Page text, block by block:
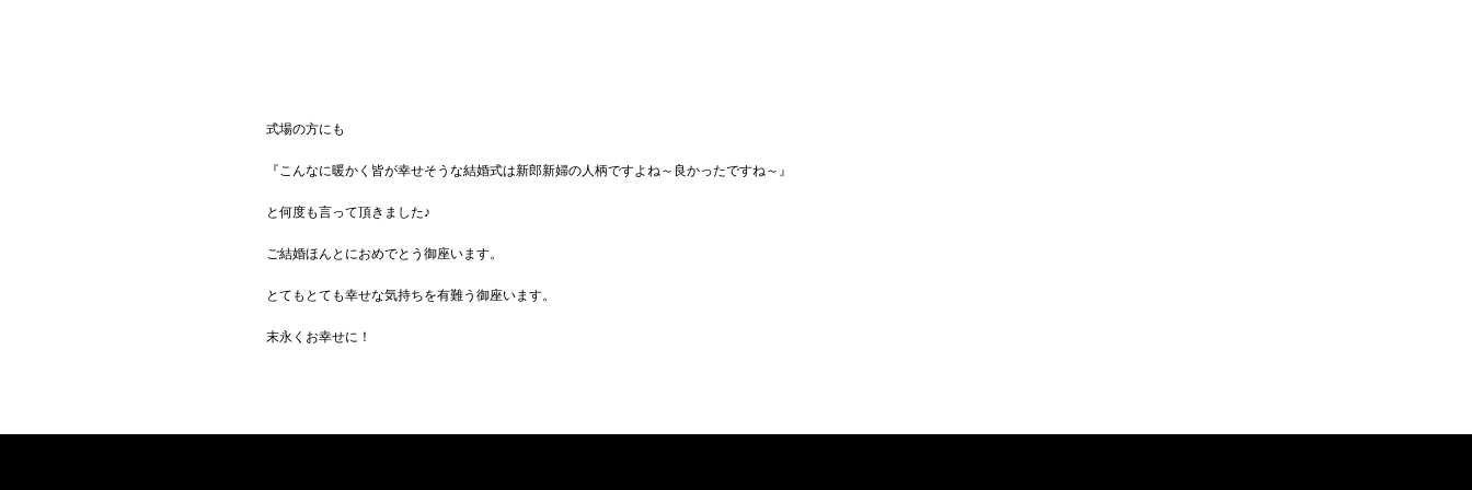
式場の方にも
『こんなに暖かく皆が幸せそうな結婚式は新郎新婦の人柄ですよね～良かったですね～』
と何度も言って頂きました♪
ご結婚ほんとにおめでとう御座います。
とてもとても幸せな気持ちを有難う御座います。
末永くお幸せに！